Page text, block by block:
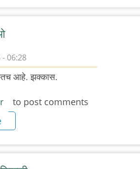
06:28
आहे. झक्कास.
to post comments